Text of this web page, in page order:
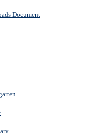
Document